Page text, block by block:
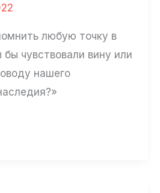
любую точку в
чувствовали вину или
нашего